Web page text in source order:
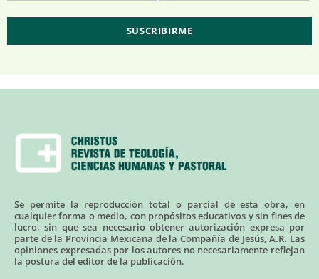
Se permite la reproducción total o parcial de esta obra, en
cualquier forma o medio, con propósitos educativos y sin fines de
lucro, sin que sea necesario obtener autorización expresa por
parte de la Provincia Mexicana de la Compañía de Jesús, A.R. Las
opiniones expresadas por los autores no necesariamente reflejan
la postura del editor de la publicación.